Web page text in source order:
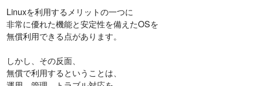
Linuxを利用するメリットの一つに
非常に優れた機能と安定性を備えたOSを
無償利用できる点があります。
しかし、その反面、
無償で利用するということは、